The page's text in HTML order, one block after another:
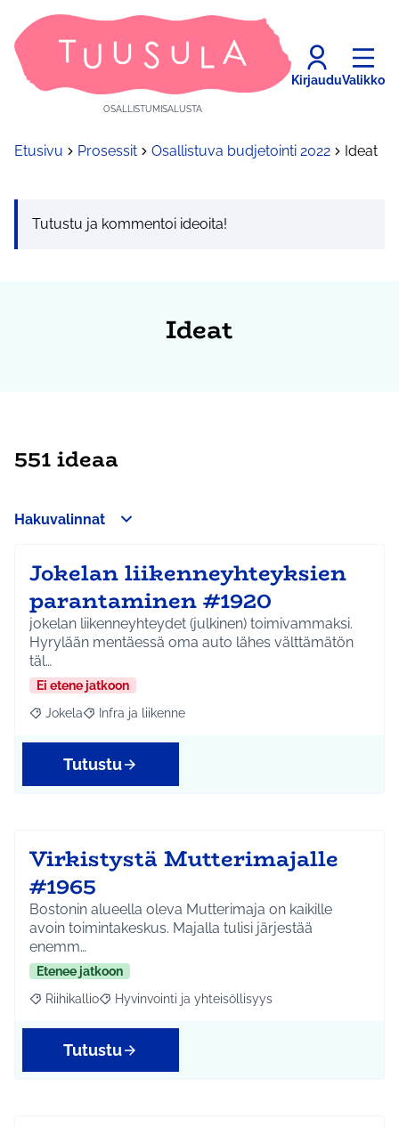
OSALLISTUMISALUSTA
KirjauduValikko
Etusivu Prosessit Osallistuva budjetointi 2022 Ideat
Tutustu ja kommentoi ideoita!
Ideat
551 ideaa
Hakuvalinnat
Jokelan liikenneyhteyksien
parantaminen #1920
jokelan liikenneyhteydet (julkinen) toimivammaksi.
Hyrylään mentäessä oma auto lähes välttämätön
täl…
Ei etene jatkoon
Rajaa tulokset aihepiirin mukaan: Jokela
Jokela Rajaa tulokset teeman mukaan: Infra ja liikenne
Infra ja liikenne
Tutustu
Virkistystä Mutterimajalle
#1965
Bostonin alueella oleva Mutterimaja on kaikille
avoin toimintakeskus. Majalla tulisi järjestää
enemm…
Etenee jatkoon
Rajaa tulokset aihepiirin mukaan: Riihikallio
Riihikallio Rajaa tulokset teeman mukaan: Hyvinvointi ja
Hyvinvointi ja yhteisöllisyys
Tutustu